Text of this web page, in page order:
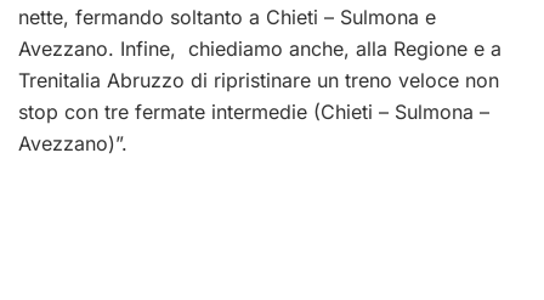
nette, fermando soltanto a Chieti – Sulmona e
Avezzano. Infine, chiediamo anche, alla Regione e a
Trenitalia Abruzzo di ripristinare un treno veloce non
stop con tre fermate intermedie (Chieti – Sulmona –
Avezzano)”.